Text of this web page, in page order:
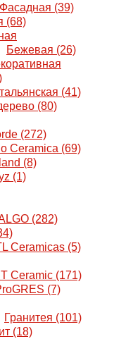
Фасадная (39)
(68)
Бежевая (26)
(41)
(80)
(272)
Ceramica (69)
(8)
(1)
(282)
Ceramicas (5)
Ceramic (171)
(7)
Гранитея (101)
(18)